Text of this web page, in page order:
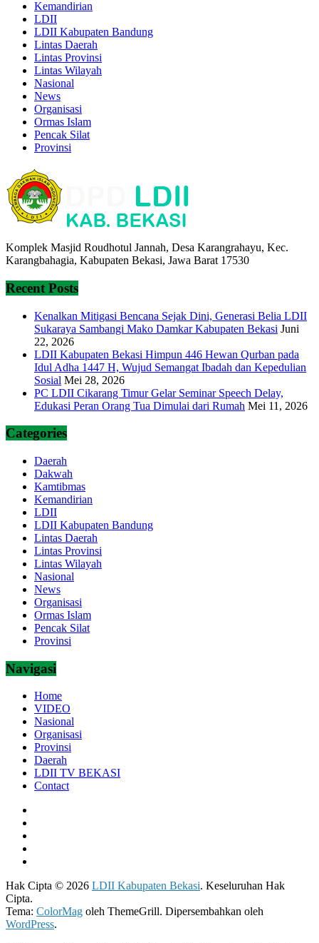
Kemandirian
LDII
LDII Kabupaten Bandung
Lintas Daerah
Lintas Provinsi
Lintas Wilayah
Nasional
News
Organisasi
Ormas Islam
Pencak Silat
Provinsi
Komplek Masjid Roudhotul Jannah, Desa Karangrahayu, Kec.
Karangbahagia, Kabupaten Bekasi, Jawa Barat 17530
Recent Posts
Kenalkan Mitigasi Bencana Sejak Dini, Generasi Belia LDII
Sukaraya Sambangi Mako Damkar Kabupaten Bekasi Juni
22, 2026
LDII Kabupaten Bekasi Himpun 446 Hewan Qurban pada
Idul Adha 1447 H, Wujud Semangat Ibadah dan Kepedulian
Sosial Mei 28, 2026
PC LDII Cikarang Timur Gelar Seminar Speech Delay,
Edukasi Peran Orang Tua Dimulai dari Rumah Mei 11, 2026
Categories
Daerah
Dakwah
Kamtibmas
Kemandirian
LDII
LDII Kabupaten Bandung
Lintas Daerah
Lintas Provinsi
Lintas Wilayah
Nasional
News
Organisasi
Ormas Islam
Pencak Silat
Provinsi
Navigasi
Home
VIDEO
Nasional
Organisasi
Provinsi
Daerah
LDII TV BEKASI
Contact
Hak Cipta © 2026 LDII Kabupaten Bekasi. Keseluruhan Hak
Cipta.
Tema: ColorMag oleh ThemeGrill. Dipersembahkan oleh
WordPress.